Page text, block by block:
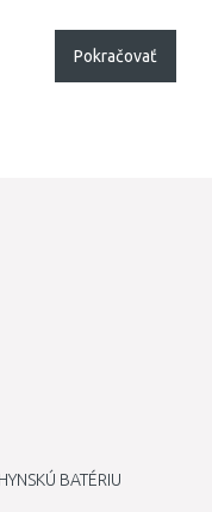
Pokračovať
BATÉRIU